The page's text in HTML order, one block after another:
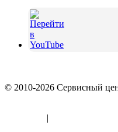
© 2010-2026 Сервисный
|